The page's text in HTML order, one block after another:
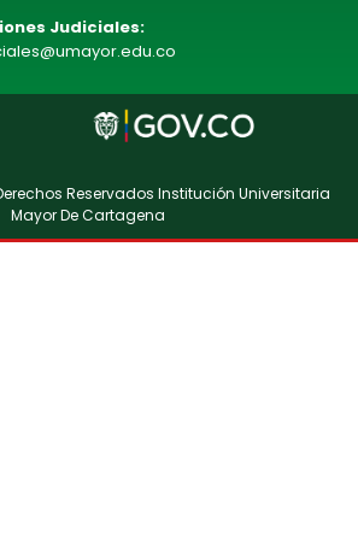
Judiciales:
Reservados Institución Universitaria
Mayor De Cartagena